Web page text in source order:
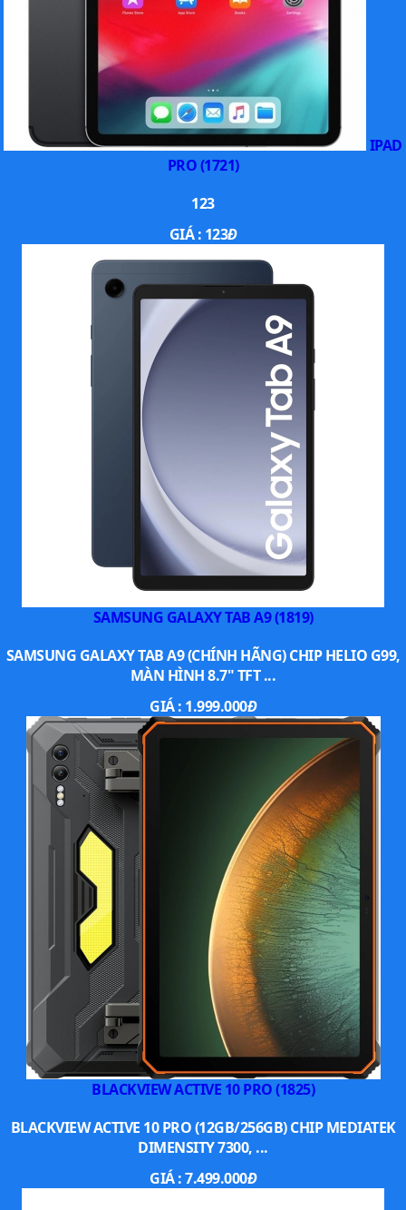
IPAD
PRO (1721)
123
GIÁ : 123Đ
SAMSUNG GALAXY TAB A9 (1819)
SAMSUNG GALAXY TAB A9 (CHÍNH HÃNG) CHIP HELIO G99,
MÀN HÌNH 8.7" TFT ...
GIÁ : 1.999.000Đ
BLACKVIEW ACTIVE 10 PRO (1825)
BLACKVIEW ACTIVE 10 PRO (12GB/256GB) CHIP MEDIATEK
DIMENSITY 7300, ...
GIÁ :7.499.000Đ